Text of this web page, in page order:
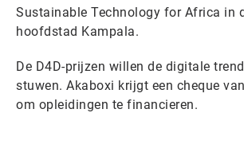
Sustainable Technology for Africa in
hoofdstad Kampala.
De D4D-prijzen willen de digitale
stuwen. Akaboxi krijgt een cheque
om opleidingen te financieren.